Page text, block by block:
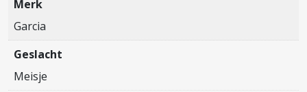
Merk
Garcia
Geslacht
Meisje